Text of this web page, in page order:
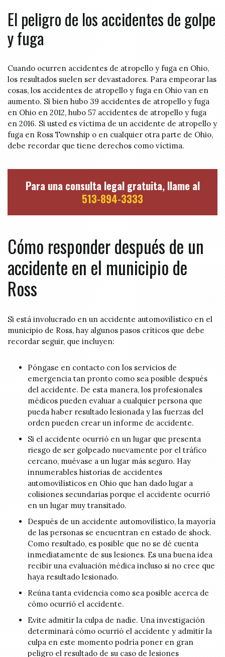
El peligro de los accidentes de golpe
y fuga
Cuando ocurren accidentes de atropello y fuga en Ohio,
los resultados suelen ser devastadores. Para empeorar las
cosas, los accidentes de atropello y fuga en Ohio van en
aumento. Si bien hubo 39 accidentes de atropello y fuga
en Ohio en 2012, hubo 57 accidentes de atropello y fuga
en 2016. Si usted es víctima de un accidente de atropello y
fuga en Ross Township o en cualquier otra parte de Ohio,
debe recordar que tiene derechos como víctima.
Para una consulta legal gratuita, llame al
513-894-3333
Cómo responder después de un
accidente en el municipio de
Ross
Si está involucrado en un accidente automovilístico en el
municipio de Ross, hay algunos pasos críticos que debe
recordar seguir, que incluyen:
Póngase en contacto con los servicios de
emergencia tan pronto como sea posible después
del accidente. De esta manera, los profesionales
médicos pueden evaluar a cualquier persona que
pueda haber resultado lesionada y las fuerzas del
orden pueden crear un informe de accidente.
Si el accidente ocurrió en un lugar que presenta
riesgo de ser golpeado nuevamente por el tráfico
cercano, muévase a un lugar más seguro. Hay
innumerables historias de accidentes
automovilísticos en Ohio que han dado lugar a
colisiones secundarias porque el accidente ocurrió
en un lugar muy transitado.
Después de un accidente automovilístico, la mayoría
de las personas se encuentran en estado de shock.
Como resultado, es posible que no se dé cuenta
inmediatamente de sus lesiones. Es una buena idea
recibir una evaluación médica incluso si no cree que
haya resultado lesionado.
Reúna tanta evidencia como sea posible acerca de
cómo ocurrió el accidente.
Evite admitir la culpa de nadie. Una investigación
determinará cómo ocurrió el accidente y admitir la
culpa en este momento podría poner en gran
peligro el resultado de su caso de lesiones